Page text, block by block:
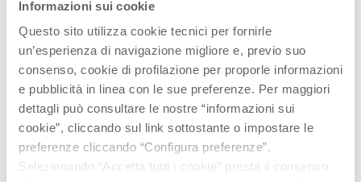
Informazioni sui cookie
Questo sito utilizza cookie tecnici per fornirle
un’esperienza di navigazione migliore e, previo suo
consenso, cookie di profilazione per proporle informazioni
e pubblicità in linea con le sue preferenze. Per maggiori
dettagli può consultare le nostre “informazioni sui
cookie”, cliccando sul link sottostante o impostare le
preferenze cliccando “Configura preferenze”.
Selezionando “Accetta tutti i cookie” presta il consenso
LeTerme Santa Agnese
per approfittare delle benefiche acque termali locali,
note sin dall’epoca dei romani. L’ideale per un bagno
rilassante in piscina, per provare il percorso termale
romano o uno dei tanti trattamenti a base di acqua e
fanghi.